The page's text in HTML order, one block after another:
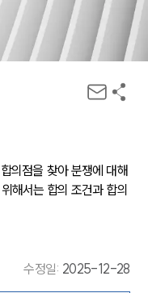
의점을 찾아 분쟁에 대해
해서는 합의 조건과 합의
수정일: 2025-12-28